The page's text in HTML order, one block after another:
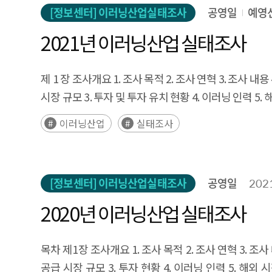
[정보센터] 이러닝산업실태조사 공영일 예영
2021년 이러닝산업 실태조사
제 1 장 조사개요 1. 조사 목적 2. 조사 연혁 3. 조사 내
시장 규모 3. 투자 및 투자 유치 현황 4. 이러닝 인력 5.
수집 및 처리 11. 이러닝 공급 사업체의 경영상 애로
정규교육기관 6. 공공기관 제 4 장 실태조사 통계집
이러닝산업 실태조사
[정보센터] 이러닝산업실태조사 공영일
2020년 이러닝산업 실태조사
목차 제1장 조사개요 1. 조사 목적 2. 조사 연혁 3. 조
공급 시장 규모 3. 투자 현황 4. 이러닝 인력 5. 해외